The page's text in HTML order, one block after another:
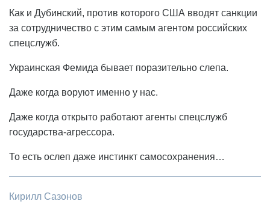
Как и Дубинский, против которого США вводят санкции
за сотрудничество с этим самым агентом российских
спецслужб.
Украинская Фемида бывает поразительно слепа.
Даже когда воруют именно у нас.
Даже когда открыто работают агенты спецслужб
государства-агрессора.
То есть ослеп даже инстинкт самосохранения…
Кирилл Сазонов